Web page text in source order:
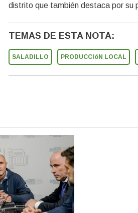
distrito que también destaca por su
TEMAS DE ESTA NOTA:
SALADILLO PRODUCCIóN LOCAL